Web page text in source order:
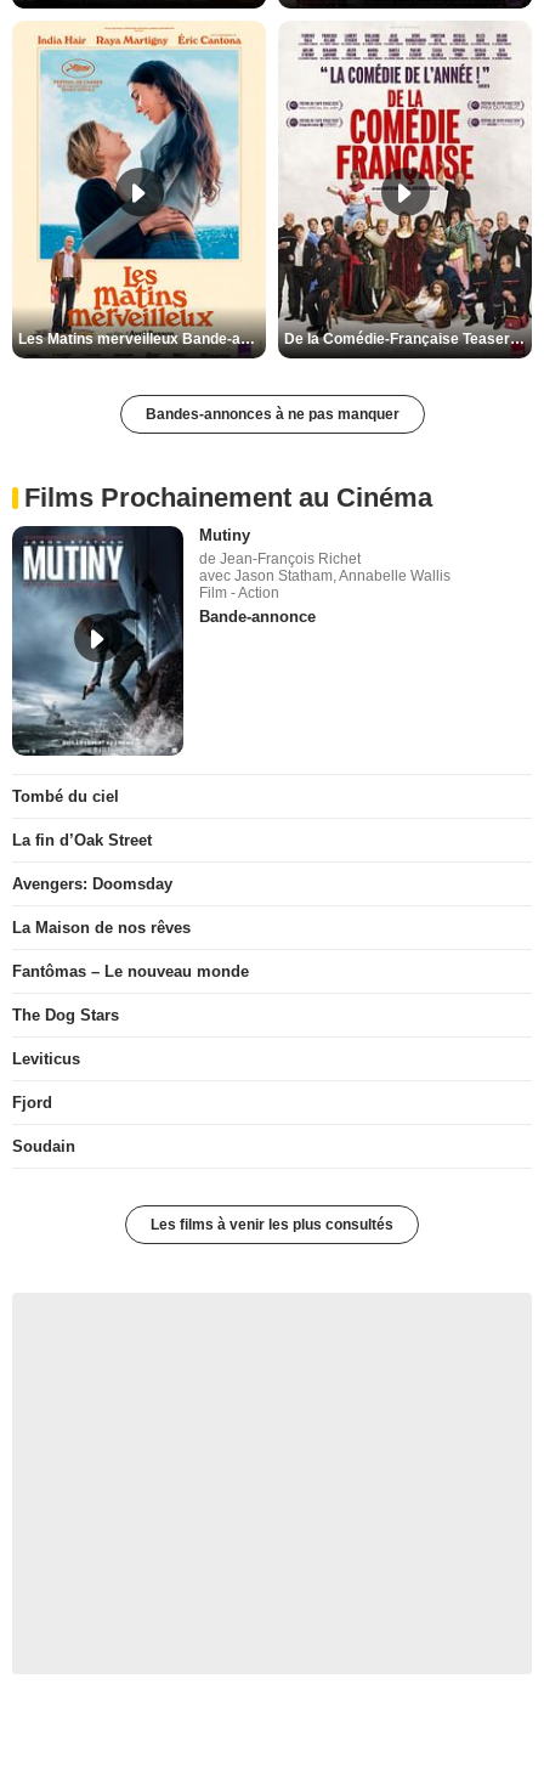
Les Matins merveilleux Bande-annonce VF De la Comédie-Française Teaser VF
Bandes-annonces à ne pas manquer
Films Prochainement au Cinéma
Mutiny
de Jean-François Richet
avec Jason Statham, Annabelle Wallis
Film - Action
Bande-annonce
Tombé du ciel
La fin d’Oak Street
Avengers: Doomsday
La Maison de nos rêves
Fantômas – Le nouveau monde
The Dog Stars
Leviticus
Fjord
Soudain
Les films à venir les plus consultés